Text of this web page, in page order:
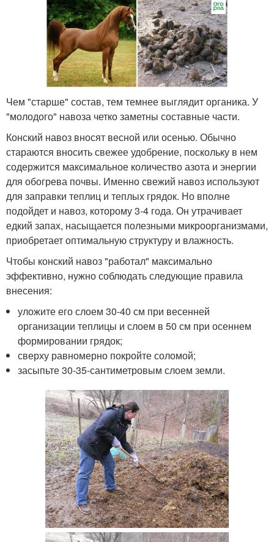
Чем "старше" состав, тем темнее выглядит органика. У
"молодого" навоза четко заметны составные части.
Конский навоз вносят весной или осенью. Обычно
стараются вносить свежее удобрение, поскольку в нем
содержится максимальное количество азота и энергии
для обогрева почвы. Именно свежий навоз используют
для заправки теплиц и теплых грядок. Но вполне
подойдет и навоз, которому 3-4 года. Он утрачивает
едкий запах, насыщается полезными микроорганизмами,
приобретает оптимальную структуру и влажность.
Чтобы конский навоз "работал" максимально
эффективно, нужно соблюдать следующие правила
внесения:
уложите его слоем 30-40 см при весенней
организации теплицы и слоем в 50 см при осеннем
формировании грядок;
сверху равномерно покройте соломой;
засыпьте 30-35-сантиметровым слоем земли.